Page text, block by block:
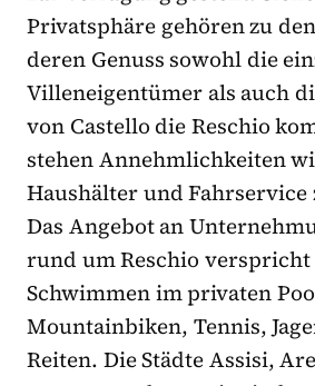
Privatsphäre gehören zu
deren Genuss sowohl die
Villeneigentümer als auch
von Castello die Reschio
stehen Annehmlichkeiten
Haushälter und Fahrservice
Das Angebot an
rund um Reschio
Schwimmen im privaten
Mountainbiken, Tennis,
Reiten. Die Städte Assisi,